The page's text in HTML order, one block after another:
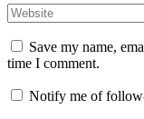
Website
Save my name,
time I comment.
Notify me of